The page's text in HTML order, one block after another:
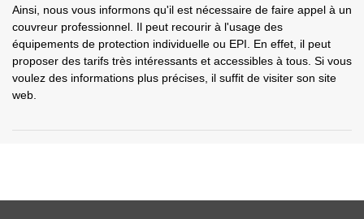
Ainsi, nous vous informons qu'il est nécessaire de faire appel à un
couvreur professionnel. Il peut recourir à l'usage des
équipements de protection individuelle ou EPI. En effet, il peut
proposer des tarifs très intéressants et accessibles à tous. Si vous
voulez des informations plus précises, il suffit de visiter son site
web.